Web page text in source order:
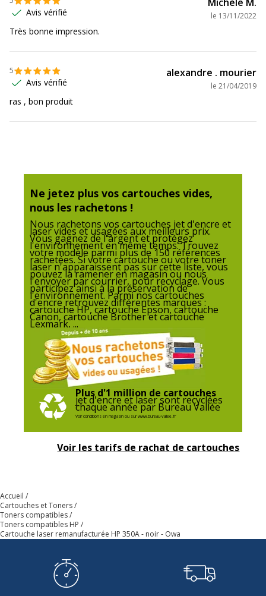
Avis vérifié le 13/11/2022
Très bonne impression.
5
Avis vérifié
alexandre . mourier
le 21/04/2019
ras , bon produit
Ne jetez plus vos cartouches vides,
nous les rachetons !
Nous rachetons vos cartouches jet d'encre et
laser vides et usagées aux meilleurs prix.
Vous gagnez de l'argent et protégez
l'environnement en même temps. Trouvez
votre modèle parmi plus de 150 références
rachetées. Si votre cartouche ou votre toner
laser n'apparaissent pas sur cette liste, vous
pouvez la ramener en magasin ou nous
l'envoyer par courrier, pour recyclage. Vous
participez ainsi à la préservation de
l'environnement. Parmi nos cartouches
d'encre retrouvez différentes marques :
cartouche HP, cartouche Epson, cartouche
Canon, cartouche Brother et cartouche
Lexmark, ...
Plus d'1 million de cartouches
jet d'encre et laser sont recyclées
chaque année par Bureau Vallée
Voir conditions en magasin ou sur www.bureau-vallee.fr
Voir les tarifs de rachat de cartouches
Accueil
Cartouches et Toners
Toners compatibles
Toners compatibles HP
Cartouche laser remanufacturée HP 350A - noir - Owa